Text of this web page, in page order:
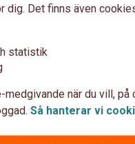
Målen ligger i linje
1,5 °C-målet och har
fastigheter,
kraftproduktion, stål och
dig. Det finns även
statistik
medgivande när du vill,
Så hanterar vi